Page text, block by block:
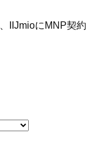
IIJmioにMNP契約